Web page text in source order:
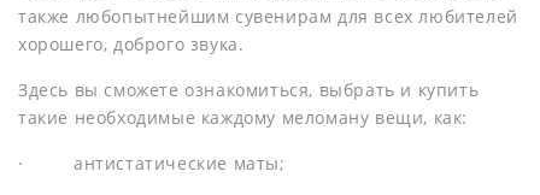
также любопытнейшим сувенирам для всех любителей
хорошего, доброго звука.
Здесь вы сможете ознакомиться, выбрать и купить
такие необходимые каждому меломану вещи, как:
· антистатические маты;